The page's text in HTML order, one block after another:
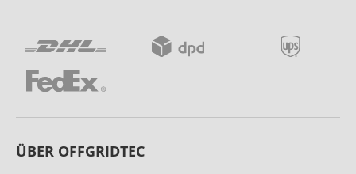
ÜBER OFFGRIDTEC